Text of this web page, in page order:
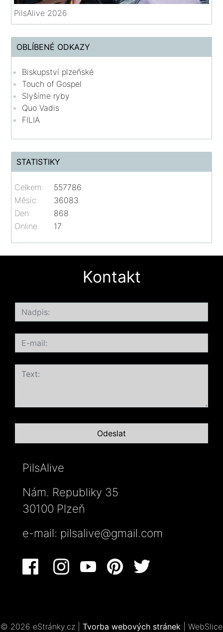
PilsAlive 2026
OBLÍBENÉ ODKAZY
Biskupství plzeňské
Touch of Gospel
Slyšíme ryby
Quo Vadis
FILIA
STATISTIKY
Online: 17
Celkem:
557786
Měsíc:
36083
Den:
868
Kontakt
PilsAlive
Nám. Republiky 35
30100 Plzeň
e-mail: pilsalive@gmail.com
© 2026 eStránky.cz Tvorba webových stránek WebSlice